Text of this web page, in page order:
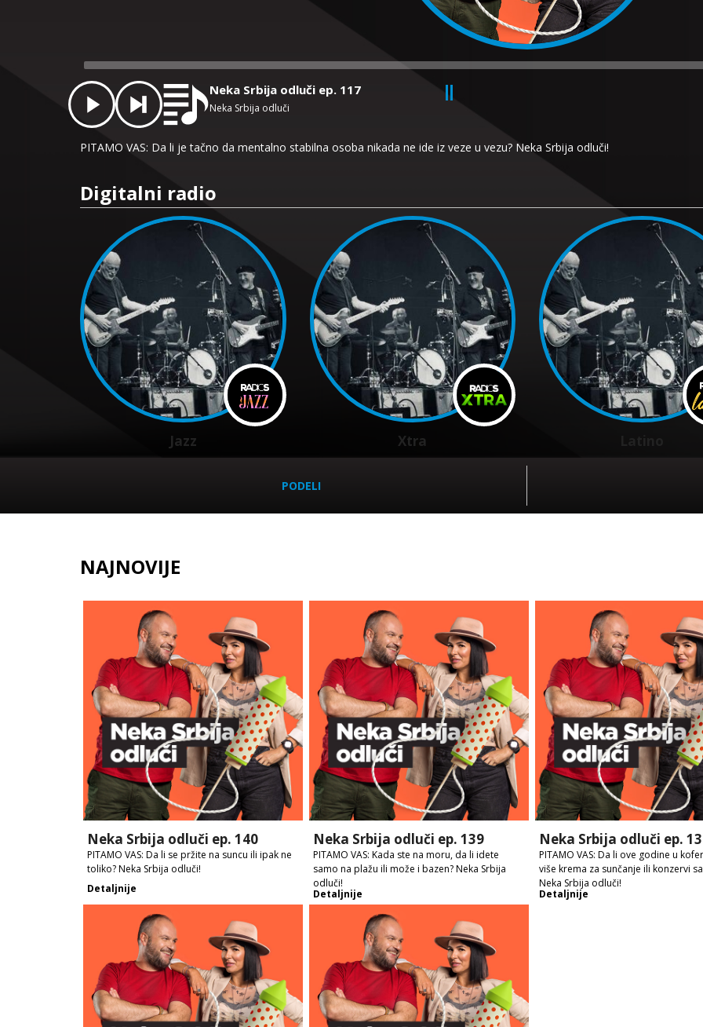
Player
Neka Srbija odluči ep. 117
Neka Srbija odluči
PITAMO VAS: Da li je tačno da mentalno stabilna osoba nikada ne ide iz veze u vezu? Neka Srbija odluči!
Digitalni radio
Jazz Xtra
PODELI
NAJNOVIJE
Neka Srbija odluči ep. 140
PITAMO VAS: Da li se pržite na suncu ili ipak ne
toliko? Neka Srbija odluči!
Detaljnije
Neka Srbija odluči ep. 139
PITAMO VAS: Kada ste na moru, da li idete
samo na plažu ili može i bazen? Neka Srbija
odluči!
Detaljnije
Neka Srbija odluči ep.
PITAMO VAS: Da li ove godine u
više krema za sunčanje ili konzervi
Neka Srbija odluči!
Detaljnije